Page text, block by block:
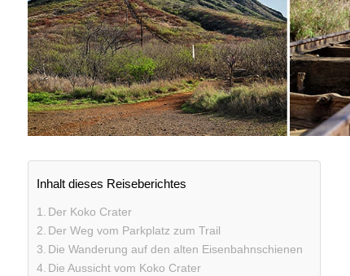
Inhalt dieses Reiseberichtes
Der Koko Crater
Der Weg vom Parkplatz zum Trail
Die Wanderung auf den alten Eisenbahnschienen
Die Aussicht vom Koko Crater